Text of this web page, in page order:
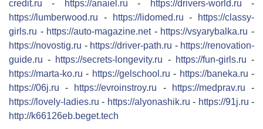
credit.ru - https://anaiel.ru - https://drivers-world.ru -
https://lumberwood.ru - https://lidomed.ru -
https://classy-
girls.ru - https://auto-magazine.net- https://vsyarybalka.ru -
https://novostig.ru - https://driver-path.ru - https://renovation-
guide.ru - https://secrets-longevity.ru - https://fun-girls.ru -
https://marta-ko.ru - https://gelschool.ru - https://baneka.ru -
https://06j.ru - https://evroinstroy.ru - https://medprav.ru -
https://lovely-ladies.ru - https://alyonashik.ru - https://91j.ru -
http://k66126eb.beget.tech